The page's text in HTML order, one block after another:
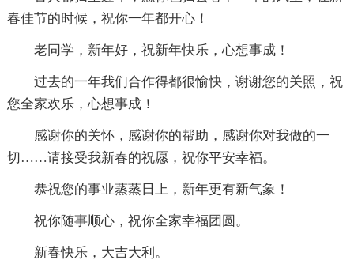
春佳节的时候，祝你一年都开心！
老同学，新年好，祝新年快乐，心想事成！
过去的一年我们合作得都很愉快，谢谢您的关照，祝
您全家欢乐，心想事成！
感谢你的关怀，感谢你的帮助，感谢你对我做的一
切……请接受我新春的祝愿，祝你平安幸福。
恭祝您的事业蒸蒸日上，新年更有新气象！
祝你随事顺心，祝你全家幸福团圆。
新春快乐，大吉大利。